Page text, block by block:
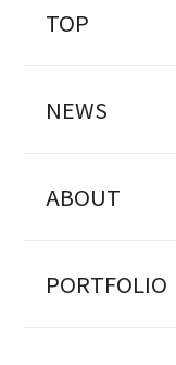
TOP
NEWS
ABOUT
PORTFOLIO